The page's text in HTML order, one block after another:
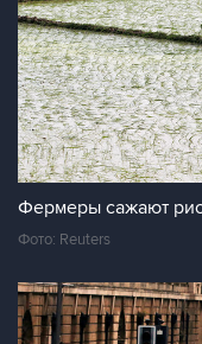
Фермеры сажают
Фото: Reuters